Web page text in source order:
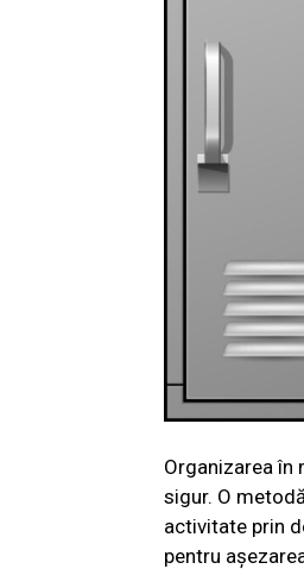
Organizarea în
sigur. O
activitate prin
pentru